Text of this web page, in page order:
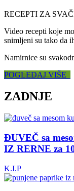
RECEPTI ZA
Video recepti koje
snimljeni su tako da
Namirnice su
POGLEDAJ VIŠE
ZADNJE
ĐUVEČ sa
IZ RERNE za
K.I.P